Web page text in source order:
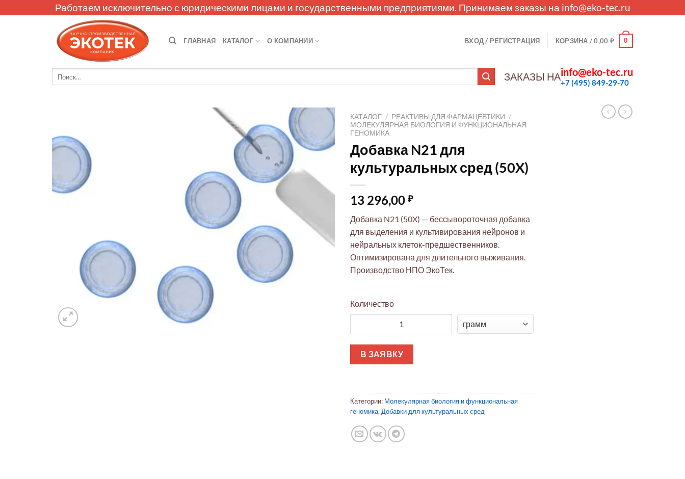
to
Работаем исключительно с юридическими лицами и государственными предприятиями. Принимаем заказы на info@eko-tec.ru
ГЛАВНАЯ КАТАЛОГ О КОМПАНИИ ВХОД / РЕГИСТРАЦИЯ КОРЗИНА /0,00 ₽ 0
ЗАКАЗЫ НАinfo@eko-tec.ru
+7 (495) 849-29-70
КАТАЛОГ / РЕАКТИВЫ ДЛЯ ФАРМАЦЕВТИКИ /
МОЛЕКУЛЯРНАЯ БИОЛОГИЯ И ФУНКЦИОНАЛЬНАЯ
ГЕНОМИКА
Добавка N21 для
культуральных сред (50X)
13 296,00 ₽
Добавка N21 (50X) — бессывороточная добавка
для выделения и культивирования нейронов и
нейральных клеток-предшественников.
Оптимизирована для длительного выживания.
Производство НПО ЭкоТек.
Количество
В ЗАЯВКУ
Категории: Молекулярная биология и функциональная
геномика, Добавки для культуральных сред